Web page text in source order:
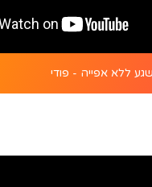
ללא אפייה - פודי